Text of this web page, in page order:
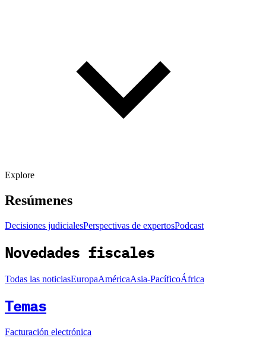
Explore
Resúmenes
Decisiones judicialesPerspectivas de expertosPodcast
Novedades fiscales
Todas las noticiasEuropaAméricaAsia-PacíficoÁfrica
Temas
Facturación electrónica